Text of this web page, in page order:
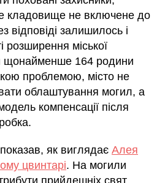
кладовище не включене до
відповіді залишилось і
розширення міської
щонайменше 164 родини
проблемою, місто не
облаштування могил, а
компенсації після
як виглядає Алея
цвинтарі. На могили